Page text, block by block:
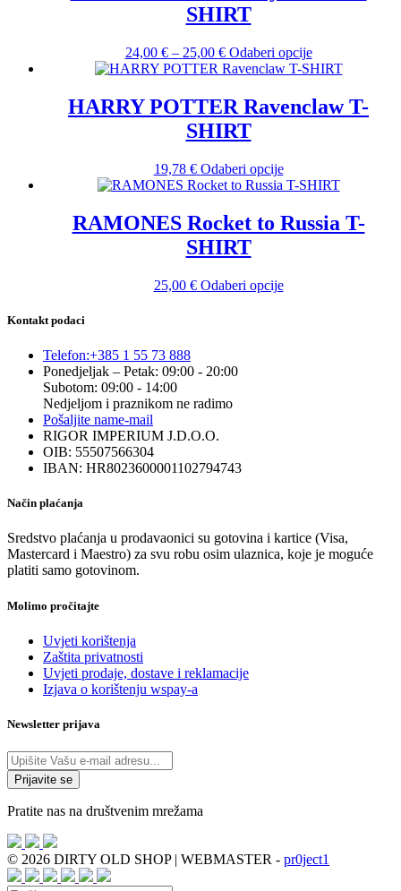
23,00 €
mogu
odabrati
na
stranici
proizvoda
SHIRT
24,00 € – 25,00 €Raspon
cijena:
24,00 €
do
25,00 €
Odaberi opcijeOvaj
proizvod
više
varijanti.
odabrati
na
stranici
proizvoda
HARRY POTTER Ravenclaw T-
SHIRT
19,78 € Odaberi opcijeOvaj
proizvod
više
varijanti.
mogu
odabrati
RAMONES Rocket to Russia T-
SHIRT
25,00 € Odaberi opcijeOvaj
Kontakt podaci
Telefon:+385 1 55 73 888
Ponedjeljak – Petak: 09:00 - 20:00
Subotom: 09:00 - 14:00
Nedjeljom i praznikom ne radimo
Pošaljite name-mail
RIGOR IMPERIUM J.D.O.O.
OIB: 55507566304
IBAN: HR8023600001102794743
Način plaćanja
Sredstvo plaćanja u prodavaonici su gotovina i kartice (Visa,
Mastercard i Maestro) za svu robu osim ulaznica, koje je moguće
platiti samo gotovinom.
Molimo pročitajte
Uvjeti korištenja
Zaštita privatnosti
Uvjeti prodaje, dostave i reklamacije
Izjava o korištenju wspay-a
Newsletter prijava
Pratite nas na društvenim mrežama
© 2026 DIRTY OLD SHOP | WEBMASTER - pr0ject1